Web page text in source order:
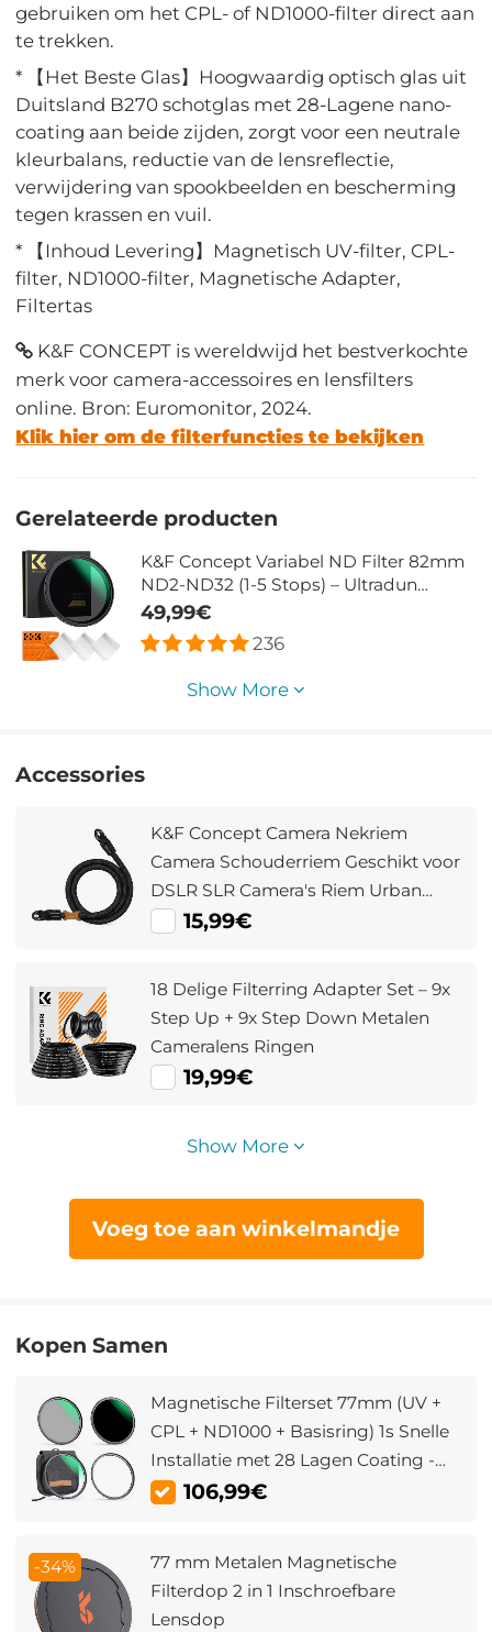
gebruiken om het CPL- of ND1000-filter direct aan
te trekken.
* 【Het Beste Glas】Hoogwaardig optisch glas uit
Duitsland B270 schotglas met 28-Lagene nano-
coating aan beide zijden, zorgt voor een neutrale
kleurbalans, reductie van de lensreflectie,
verwijdering van spookbeelden en bescherming
tegen krassen en vuil.
* 【Inhoud Levering】Magnetisch UV-filter, CPL-
filter, ND1000-filter, Magnetische Adapter,
Filtertas
K&F CONCEPT is wereldwijd het bestverkochte
merk voor camera-accessoires en lensfilters
online. Bron: Euromonitor, 2024.
Klik hier om de filterfuncties te bekijken
Gerelateerde producten
K&F Concept Variabel ND Filter 82mm
ND2-ND32 (1-5 Stops) – Ultradun
Weerbestendig – Nano Xcel
49,99€
236
Show More
Accessories
K&F Concept Camera Nekriem
Camera Schouderriem Geschikt voor
DSLR SLR Camera's Riem Urban
Wander 05 Zwart
15,99€
18 Delige Filterring Adapter Set – 9x
Step Up + 9x Step Down Metalen
Cameralens Ringen
19,99€
Show More
Voeg toe aan winkelmandje
Kopen Samen
Magnetische Filterset 77mm (UV +
CPL + ND1000 + Basisring) 1s Snelle
Installatie met 28 Lagen Coating -
Nano Xcel Serie
106,99€
-34%
77 mm Metalen Magnetische
Filterdop 2 in 1 Inschroefbare
Lensdop